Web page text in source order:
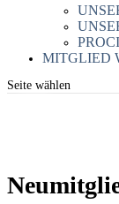
MITGLIED
Seite wählen